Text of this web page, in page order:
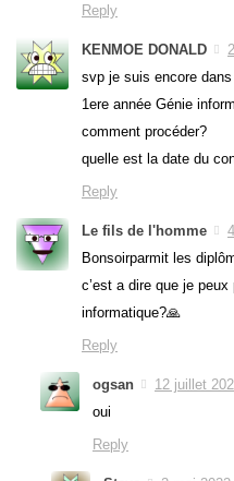
Reply
KENMOE DONALD
svp je suis encore
1ere année Génie
comment procéder?
quelle est la date du
Reply
Le fils de l'homme
Bonsoirparmit les
c’est a dire que je
informatique?🙏
Reply
ogsan
12 juillet
oui
Reply